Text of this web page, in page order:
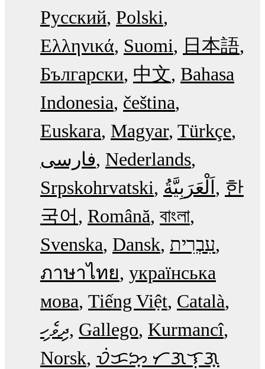
Русский Polski
Ελληνικά Suomi
日本語
Български 中文 Bahasa
Indonesia čeština
Euskara Magyar Türkçe
فارسی Nederlands
Srpskohrvatski
한
국어
Română বাংলা
Svenska Dansk עִבְרִית
ภาษาไทย українська
мова Tiếng Việt Català
ދިވެހި Gallego Kurmancî
Norsk ᜏᜒᜃᜅ᜔ ᜆᜄᜎᜓᜄ᜔